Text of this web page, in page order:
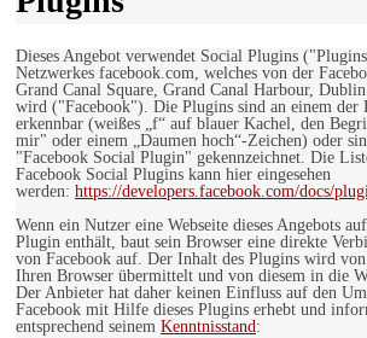
Dieses Angebot verwendet Social Plugins
Netzwerkes facebook.com, welches von der
Grand Canal Square, Grand Canal Harbour,
wird ("Facebook"). Die Plugins sind an einem der
erkennbar (weißes „f“ auf blauer Kachel, den
mir" oder einem „Daumen hoch“-Zeichen) oder
"Facebook Social Plugin" gekennzeichnet. Die
Facebook Social Plugins kann hier eingesehen
werden: https://developers.facebook.com/docs/
Wenn ein Nutzer eine Webseite dieses Angebots
Plugin enthält, baut sein Browser eine direkte
von Facebook auf. Der Inhalt des Plugins wird
Ihren Browser übermittelt und von diesem in die
Der Anbieter hat daher keinen Einfluss auf den
Facebook mit Hilfe dieses Plugins erhebt und
entsprechend seinem Kenntnisstand: